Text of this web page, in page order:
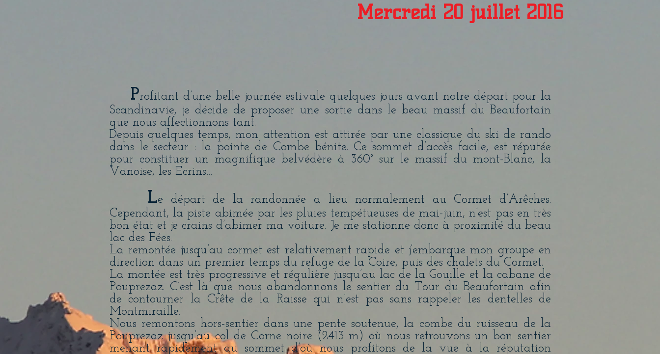
Mercredi 20 juillet 2016
Profitant d’une belle journée estivale quelques jours avant notre départ pour la
Scandinavie, je décide de proposer une sortie dans le beau massif du Beaufortain
que nous affectionnons tant.
Depuis quelques temps, mon attention est attirée par une classique du ski de rando
dans le secteur : la pointe de Combe bénite. Ce sommet d’accès facile, est réputée
pour constituer un magnifique belvédère à 360° sur le massif du mont-Blanc, la
Vanoise, les Ecrins…
Le départ de la randonnée a lieu normalement au Cormet d’Arêches.
Cependant, la piste abimée par les pluies tempétueuses de mai-juin, n’est pas en très
bon état et je crains d’abimer ma voiture. Je me stationne donc à proximité du beau
lac des Fées.
La remontée jusqu’au cormet est relativement rapide et j’embarque mon groupe en
direction dans un premier temps du refuge de la Coire, puis des chalets du Cormet.
La montée est très progressive et régulière jusqu’au lac de la Gouille et la cabane de
Pouprezaz. C’est là que nous abandonnons le sentier du Tour du Beaufortain afin
de contourner la Crête de la Raisse qui n’est pas sans rappeler les dentelles de
Montmiraille.
Nous remontons hors-sentier dans une pente soutenue, la combe du ruisseau de la
Pouprezaz jusqu’au col de Corne noire (2413 m) où nous retrouvons un bon sentier
menant rapidement au sommet d’où nous profitons de la vue à la réputation